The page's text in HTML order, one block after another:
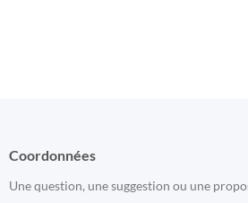
Coordonnées
Une question, une suggestion ou une